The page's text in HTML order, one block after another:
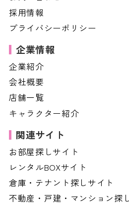
採用情報
プライバシーポリシー
企業情報
企業紹介
会社概要
店舗一覧
キャラクター紹介
関連サイト
お部屋探しサイト
レンタルBOXサイト
倉庫・テナント探しサイト
不動産・戸建・マンション探